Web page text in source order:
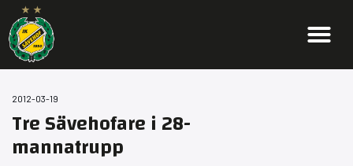
2012-03-19
Tre Sävehofare i 28-
mannatrupp